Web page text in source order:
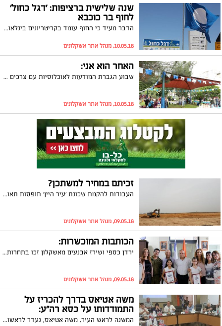
שנה שלישית ברציפות: 'דגל כחול'
לחוף בר כוכבא
הדבר מעיד כי החוף עומד בקריטריונים בינלאומיים מתקדמים בנושאי חינוך ומידע, איכות מים, בטיחות, שירותים וניהול סביבתי
10.05.18, מנהל אתר אשקלונים
האחר הוא אני:
שבוע הגברת המודעות לאוכלוסיות עם צרכים מיוחדים באשקלון
10.05.18, מנהל אתר אשקלונים
זכיתם במחיר למשתכן?
העבודות להקמת שכונת 'עיר היין' תופסות תאוצה: עבודות עפר החלו במתחם בו אמורה לקום אחת משכונות הדגל של הסכם הגג אשר תכלול מעל 11,000 יחידות דיור. ומה עם הפרויקטים במחיר למשתכן? בימים הקרובים הזוכים בפרויקט הראשון יקבלו הזמנות לכנס
09.05.18, מנהל אתר אשקלונים
הכותבות המוכשרות:
ירדן כספי ושירז אבנעים מאשקלון זכו בתחרות כתיבה ארצית: הסיפורים שכתבו נבחרו מבין אלפי סיפורים שהוגשו
09.05.18, מנהל אתר אשקלונים
משה אטיאס בדרך להכריז על
התמודדותו על כסא רה"ע:
המשנה לראש העיר, משה אטיאס, נעדר לראשונה מישיבת המועצה. מקורביו: "הוא בדרך לפרוש מתפקידו ולהצהיר על מועמדות לראשות העיר"